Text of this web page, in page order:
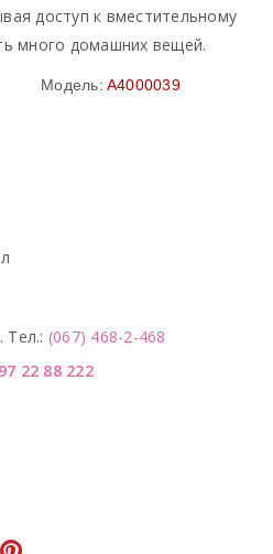
доступ к вместительному
много домашних вещей.
Модель: A4000039
Тел.: (067) 468-2-468
22 88 222